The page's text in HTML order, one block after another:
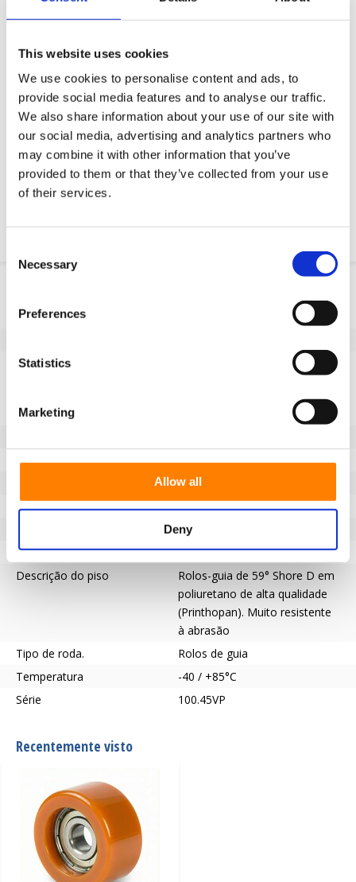
This website uses cookies
We use cookies to personalise content and ads, to
provide social media features and to analyse our traffic.
We also share information about your use of our site with
our social media, advertising and analytics partners who
may combine it with other information that you’ve
provided to them or that they’ve collected from your use
of their services.
Selection
Necessary
Preferences
Statistics
Marketing
Allow all
Deny
Estimated time:2 semanas de prazo de entrega (sem
serviço de urgência). Você precisa dele mais rápido?
Deixe-nos saber!
Peça parte OE
Download PDF
SKU
Especificações
marcante
Capacidade de carga (kg)
100
Rolamento de esferas
Furo do eixo - Ø (mm)
12
Poliuretano
Dureza da banda de rodagem 59° Costa D
Descrição do piso
Rolos-guia de 59° Shore D em
poliuretano de alta qualidade
(Printhopan). Muito resistente
à abrasão
Tipo de roda.
Rolos de guia
Temperatura
-40 / +85°C
Série
100.45VP
Recentemente visto